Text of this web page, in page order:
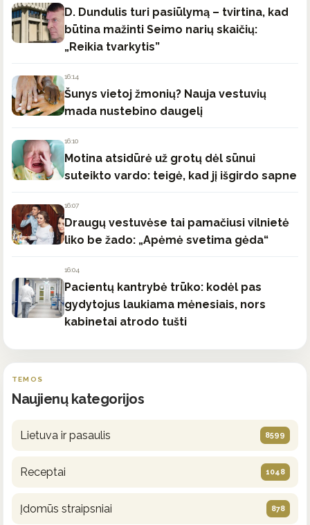
D. Dundulis turi pasiūlymą – tvirtina, kad
būtina mažinti Seimo narių skaičių:
„Reikia tvarkytis”
16:14
Šunys vietoj žmonių? Nauja vestuvių
mada nustebino daugelį
16:10
Motina atsidūrė už grotų dėl sūnui
suteikto vardo: teigė, kad jį išgirdo sapne
16:07
Draugų vestuvėse tai pamačiusi vilnietė
liko be žado: „Apėmė svetima gėda“
16:04
Pacientų kantrybė trūko: kodėl pas
gydytojus laukiama mėnesiais, nors
kabinetai atrodo tušti
TEMOS
Naujienų kategorijos
Lietuva ir pasaulis 8599
Receptai 1048
Įdomūs straipsniai 878